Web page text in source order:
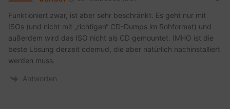
Funktioniert zwar, ist aber sehr beschränkt. Es geht nur mit
ISOs (und nicht mit „richtigen“ CD-Dumps im Rohformat) und
außerdem wird das ISO nicht als CD gemountet. IMHO ist die
beste Lösung derzeit cdemud, die aber natürlich nachinstalliert
werden muss.
Antworten